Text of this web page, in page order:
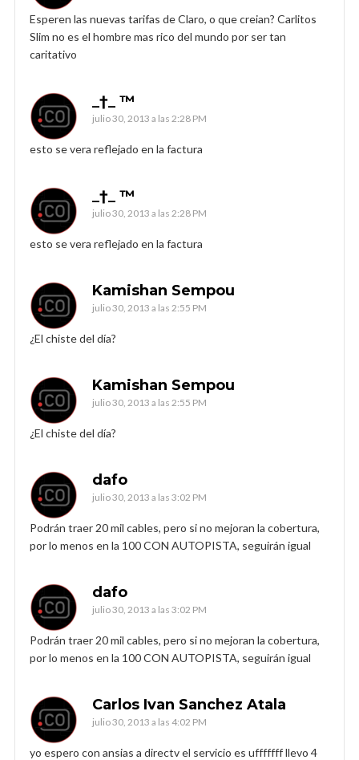
Esperen las nuevas tarifas de Claro, o que creian? Carlitos
Slim no es el hombre mas rico del mundo por ser tan
caritativo
_†_ ™
julio 30, 2013 a las 2:28 PM
esto se vera reflejado en la factura
_†_ ™
julio 30, 2013 a las 2:28 PM
esto se vera reflejado en la factura
Kamishan Sempou
julio 30, 2013 a las 2:55 PM
¿El chiste del día?
Kamishan Sempou
julio 30, 2013 a las 2:55 PM
¿El chiste del día?
dafo
julio 30, 2013 a las 3:02 PM
Podrán traer 20 mil cables, pero si no mejoran la cobertura,
por lo menos en la 100 CON AUTOPISTA, seguirán igual
dafo
julio 30, 2013 a las 3:02 PM
Podrán traer 20 mil cables, pero si no mejoran la cobertura,
por lo menos en la 100 CON AUTOPISTA, seguirán igual
Carlos Ivan Sanchez Atala
julio 30, 2013 a las 4:02 PM
yo espero con ansias a directv el servicio es ufffffff llevo 4